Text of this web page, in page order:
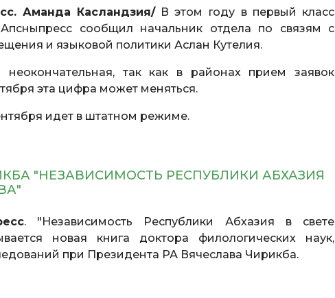
Аманда Касландзия/В этом году в первый класс
сообщил начальник отдела по связям с
и языковой политики Аслан Кутелия.
так как в районах прием заявок
эта цифра может меняться.
идет в штатном режиме.
"НЕЗАВИСИМОСТЬ РЕСПУБЛИКИ АБХАЗИЯ
. "Независимость Республики Абхазия в свете
новая книга доктора филологических наук,
при Президента РА Вячеслава Чирикба.